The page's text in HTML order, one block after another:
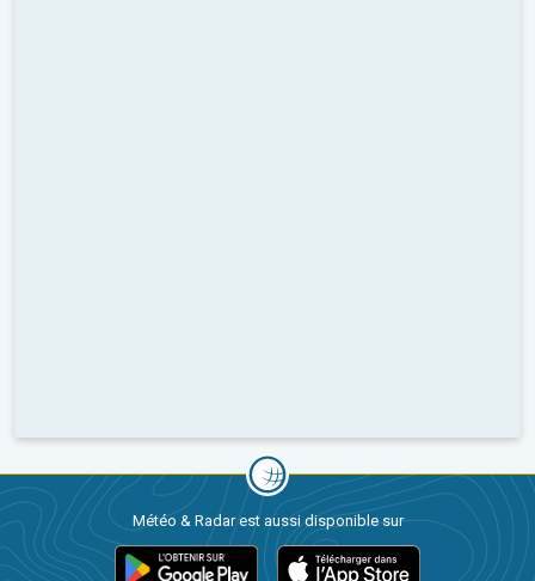
Météo & Radar est aussi disponible sur